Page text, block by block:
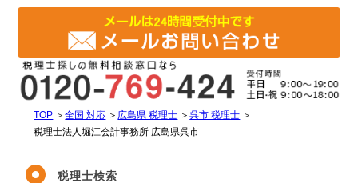
TOP ＞全国 対応 ＞ 広島県 税理士 ＞呉市 税理士 ＞
税理士法人堀江会計事務所 広島県呉市
税理士検索